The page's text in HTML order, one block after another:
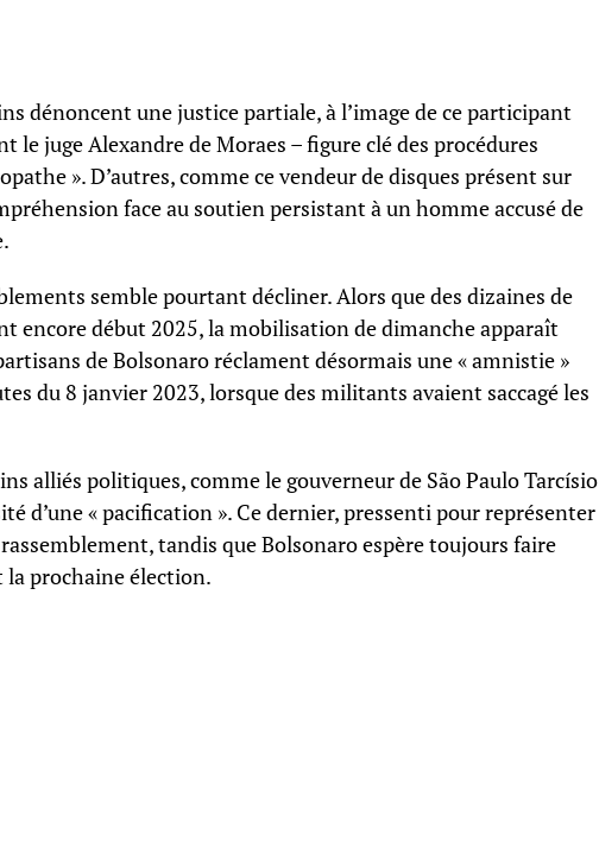
dénoncent une justice partiale, à l’image de ce participant
le juge Alexandre de Moraes – figure clé des procédures
». D’autres, comme ce vendeur de disques présent sur
face au soutien persistant à un homme accusé de
semble pourtant décliner. Alors que des dizaines de
encore début 2025, la mobilisation de dimanche apparaît
de Bolsonaro réclament désormais une « amnistie »
du 8 janvier 2023, lorsque des militants avaient saccagé les
alliés politiques, comme le gouverneur de São Paulo Tarcísio
d’une « pacification ». Ce dernier, pressenti pour représenter
tandis que Bolsonaro espère toujours faire
prochaine élection.